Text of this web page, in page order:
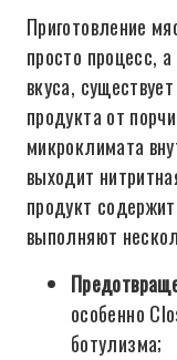
Приготовление
просто процесс,
вкуса,
продукта от
микроклимата
выходит
продукт
выполняют
особенно
ботулизма;